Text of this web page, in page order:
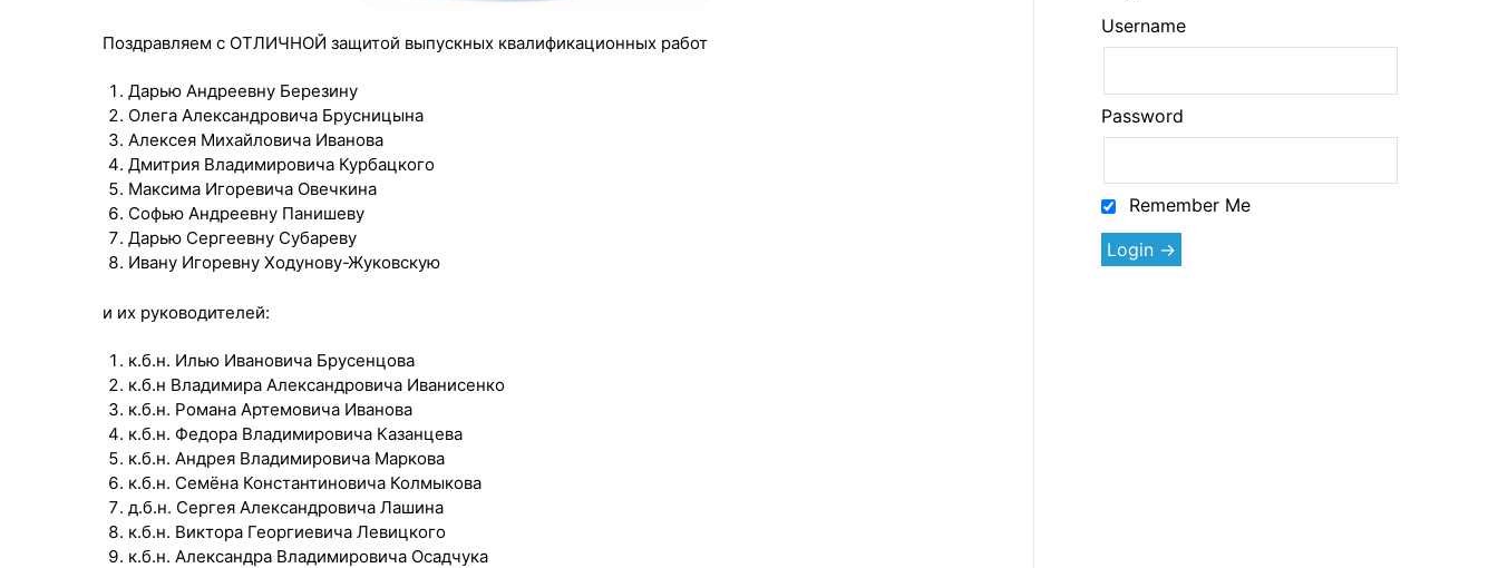
Поздравляем с ОТЛИЧНОЙ защитой выпускных квалификационных работ
Дарью Андреевну Березину
Олега Александровича Брусницына
Алексея Михайловича Иванова
Дмитрия Владимировича Курбацкого
Максима Игоревича Овечкина
Софью Андреевну Панишеву
Дарью Сергеевну Субареву
Ивану Игоревну Ходунову-Жуковскую
и их руководителей:
к.б.н. Илью Ивановича Брусенцова
к.б.н Владимира Александровича Иванисенко
к.б.н. Романа Артемовича Иванова
к.б.н. Федора Владимировича Казанцева
к.б.н. Андрея Владимировича Маркова
к.б.н. Семёна Константиновича Колмыкова
д.б.н. Сергея Александровича Лашина
к.б.н. Виктора Георгиевича Левицкого
к.б.н. Александра Владимировича Осадчука
Username
Password
Remember Me